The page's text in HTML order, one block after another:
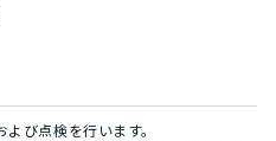
び点検を行います。